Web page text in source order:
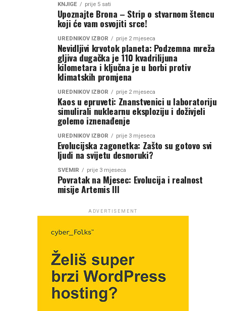
KNJIGE prije 5 sati
Upoznajte Brona – Strip o stvarnom štencu
koji će vam osvojiti srce!
UREDNIKOV IZBOR prije 2 mjeseca
Nevidljivi krvotok planeta: Podzemna mreža
gljiva dugačka je 110 kvadrilijuna
kilometara i ključna je u borbi protiv
klimatskih promjena
UREDNIKOV IZBOR prije 2 mjeseca
Kaos u epruveti: Znanstvenici u laboratoriju
simulirali nuklearnu eksploziju i doživjeli
golemo iznenađenje
UREDNIKOV IZBOR prije 3 mjeseca
Evolucijska zagonetka: Zašto su gotovo svi
ljudi na svijetu desnoruki?
SVEMIR prije 3 mjeseca
Povratak na Mjesec: Evolucija i realnost
misije Artemis III
ADVERTISEMENT